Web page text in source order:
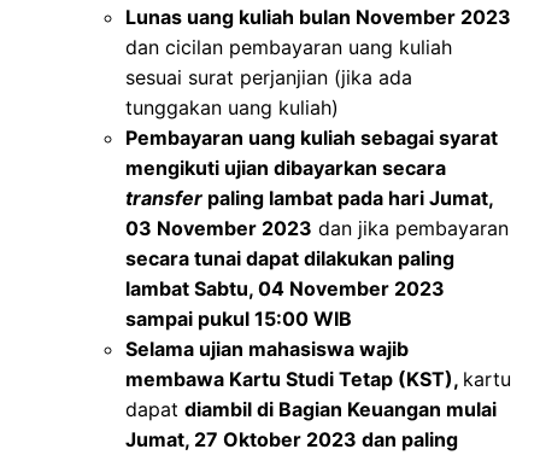
Lunas uang kuliah bulan November 2023
dan cicilan pembayaran uang kuliah
sesuai surat perjanjian (jika ada
tunggakan uang kuliah)
Pembayaran uang kuliah sebagai syarat
mengikuti ujian dibayarkan secara
transfer paling lambat pada hari Jumat,
03 November 2023 dan jika pembayaran
secara tunai dapat dilakukan paling
lambat Sabtu, 04 November 2023
sampai pukul 15:00 WIB
Selama ujian mahasiswa wajib
membawa Kartu Studi Tetap (KST), kartu
dapat diambil di Bagian Keuangan mulai
Jumat, 27 Oktober 2023 dan paling